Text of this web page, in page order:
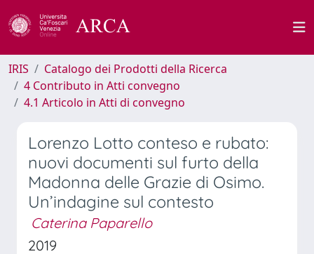
IRIS
Catalogo dei Prodotti della Ricerca
4 Contributo in Atti convegno
4.1 Articolo in Atti di convegno
Lorenzo Lotto conteso e rubato:
nuovi documenti sul furto della
Madonna delle Grazie di Osimo.
Un’indagine sul contesto
Caterina Paparello
2019